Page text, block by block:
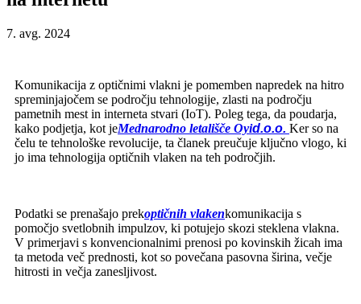
7. avg. 2024
Komunikacija z optičnimi vlakni je pomemben napredek na hitro
spreminjajočem se področju tehnologije, zlasti na področju
pametnih mest in interneta stvari (IoT). Poleg tega, da poudarja,
kako podjetja, kot jeMednarodno letališče Oyid.o.o. Ker so na
čelu te tehnološke revolucije, ta članek preučuje ključno vlogo, ki
jo ima tehnologija optičnih vlaken na teh področjih.
Podatki se prenašajo prekoptičnih vlakenkomunikacija s
pomočjo svetlobnih impulzov, ki potujejo skozi steklena vlakna.
V primerjavi s konvencionalnimi prenosi po kovinskih žicah ima
ta metoda več prednosti, kot so povečana pasovna širina, večje
hitrosti in večja zanesljivost.